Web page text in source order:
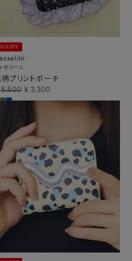
セリーニ
プリントポーチ
5,500 ¥ 3,300